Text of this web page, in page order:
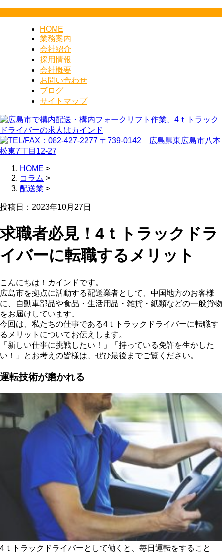
HOME
業務案内
会社紹介
採用情報
会社概要
お問い合わせ
ブログ
サイトマップ
HOME >
コラム >
配送業 >
投稿日：2023年10月27日
求職者必見！4ｔトラックドラ
イバーに転職するメリット
こんにちは！カインドです。
広島市を拠点に活動する配送業者として、中国地方のお客様
に、自動車部品や食品・生活用品・雑貨・紙類などの一般貨物
をお届けしています。
今回は、私たちの仕事である4ｔトラックドライバーに転職す
るメリットについてお伝えします。
「新しい仕事に挑戦したい！」「持っている免許を生かした
い！」とお考えの皆様は、ぜひ最後までご覧ください。
運転技術が磨かれる
4ｔトラックドライバーとして働くと、毎日運転をすること